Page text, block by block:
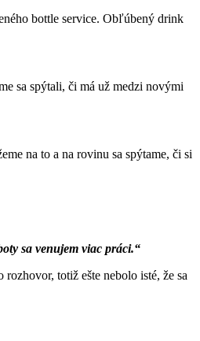
bottle service. Obľúbený drink
sa spýtali, či má už medzi novými
na to a na rovinu sa spýtame, či si
sa venujem viac práci.“
totiž ešte nebolo isté, že sa